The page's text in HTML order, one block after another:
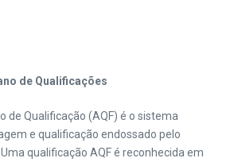
de Qualificações
de Qualificação (AQF) é o sistema
e qualificação endossado pelo
qualificação AQF é reconhecida em